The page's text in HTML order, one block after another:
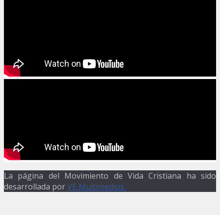
La página del Movimiento de Vida Cristiana ha sido
desarrollada porVE Multimedios